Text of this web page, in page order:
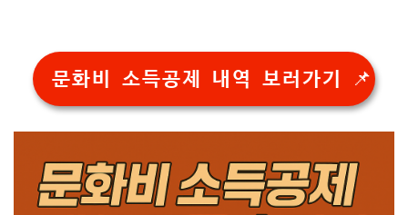
문화비 소득공제 내역 보러가기 📌